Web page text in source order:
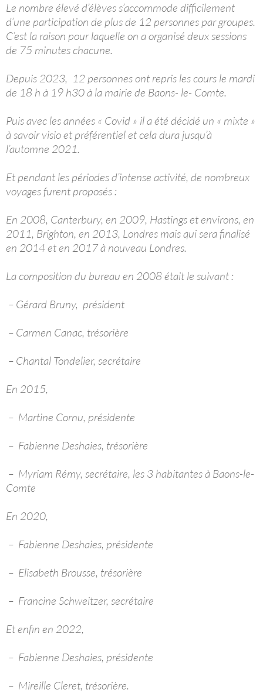
Le nombre élevé d’élèves s’accommode difficilement
d’une participation de plus de 12 personnes par groupes.
C’est la raison pour laquelle on a organisé deux sessions
de 75 minutes chacune.
Depuis 2023, 12 personnes ont repris les cours le mardi
de 18 h à 19 h30 à la mairie de Baons- le- Comte.
Puis avec les années « Covid » il a été décidé un « mixte »
à savoir visio et préférentiel et cela dura jusqu’à
l’automne 2021.
Et pendant les périodes d’intense activité, de nombreux
voyages furent proposés :
En 2008, Canterbury, en 2009, Hastings et environs, en
2011, Brighton, en 2013, Londres mais qui sera finalisé
en 2014 et en 2017 à nouveau Londres.
La composition du bureau en 2008 était le suivant :
– Gérard Bruny, président
– Carmen Canac, trésorière
– Chantal Tondelier, secrétaire
En 2015,
– Martine Cornu, présidente
– Fabienne Deshaies, trésorière
– Myriam Rémy, secrétaire, les 3 habitantes à Baons-le-
Comte
En 2020,
– Fabienne Deshaies, présidente
– Elisabeth Brousse, trésorière
– Francine Schweitzer, secrétaire
Et enfin en 2022,
– Fabienne Deshaies, présidente
– Mireille Cleret, trésorière.